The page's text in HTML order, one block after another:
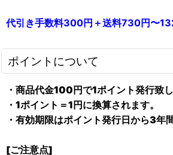
代引き手数料300円＋送料730円〜
ポイントについて
・商品代金100円で1ポイント発行致し
・1ポイント＝1円に換算されます。
・有効期限はポイント発行日から3年
[ご注意点]